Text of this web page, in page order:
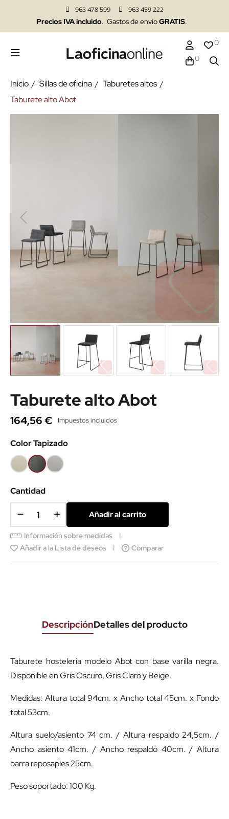
963 478 599 963 459 222
Precios IVA incluido. Gastos de envíoGRATIS.
0
0
Inicio Sillas de oficina
Taburetes altos
Taburete alto Abot
Taburete alto Abot
164,56 € Impuestos incluidos
Color Tapizado
BeigeGris
oscuro
Gris
claro
Cantidad
Añadir al carrito
Información sobre medidas
Añadir a la Lista de deseos
Comparar
DescripciónDetalles del producto
Taburete hostelería modelo Abot con base varilla negra.
Disponible en Gris Oscuro, Gris Claro y Beige.
Medidas: Altura total 94cm. x Ancho total 45cm. x Fondo
total 53cm.
Altura suelo/asiento 74 cm. / Altura respaldo 24,5cm. /
Ancho asiento 41cm. / Ancho respaldo 40cm. / Altura
barra reposapies 25cm.
Peso soportado: 100 Kg.